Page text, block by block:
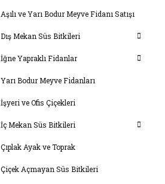
Aşılı ve Yarı Bodur Meyve Fidanı Satışı
Dış Mekan Süs Bitkileri
İğne Yapraklı Fidanlar
Yarı Bodur Meyve Fidanları
İşyeri ve Ofis Çiçekleri
İç Mekan Süs Bitkileri
Çıplak Ayak ve Toprak
Çiçek Açmayan Süs Bitkileri